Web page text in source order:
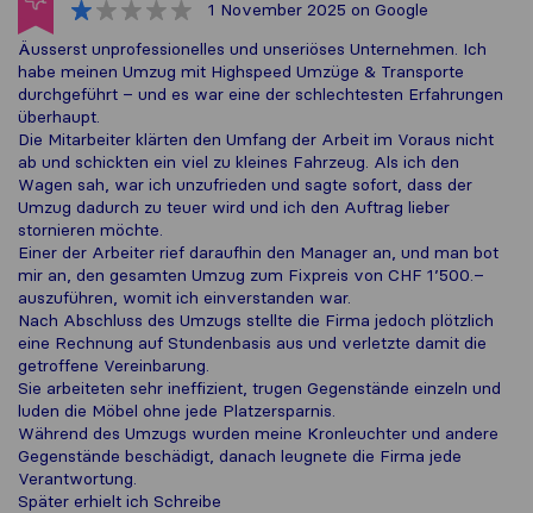
1 November 2025 on Google
Äusserst unprofessionelles und unseriöses Unternehmen. Ich
habe meinen Umzug mit Highspeed Umzüge & Transporte
durchgeführt – und es war eine der schlechtesten Erfahrungen
überhaupt.
Die Mitarbeiter klärten den Umfang der Arbeit im Voraus nicht
ab und schickten ein viel zu kleines Fahrzeug. Als ich den
Wagen sah, war ich unzufrieden und sagte sofort, dass der
Umzug dadurch zu teuer wird und ich den Auftrag lieber
stornieren möchte.
Einer der Arbeiter rief daraufhin den Manager an, und man bot
mir an, den gesamten Umzug zum Fixpreis von CHF 1’500.–
auszuführen, womit ich einverstanden war.
Nach Abschluss des Umzugs stellte die Firma jedoch plötzlich
eine Rechnung auf Stundenbasis aus und verletzte damit die
getroffene Vereinbarung.
Sie arbeiteten sehr ineffizient, trugen Gegenstände einzeln und
luden die Möbel ohne jede Platzersparnis.
Während des Umzugs wurden meine Kronleuchter und andere
Gegenstände beschädigt, danach leugnete die Firma jede
Verantwortung.
Später erhielt ich Schreibe